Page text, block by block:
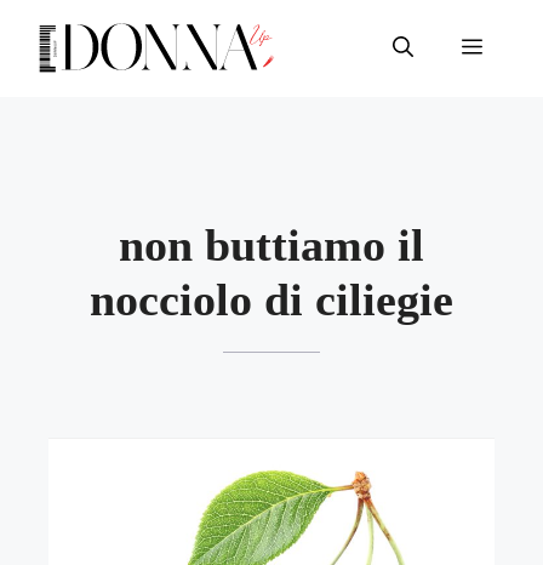
contenuto
Menu
non buttiamo il
nocciolo di ciliegie